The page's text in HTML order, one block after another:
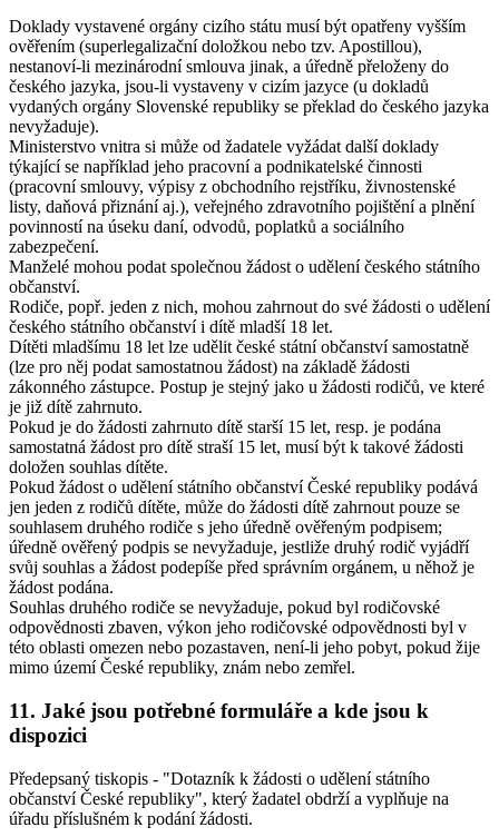
Doklady vystavené orgány cizího státu musí být opatřeny vyšším
ověřením (superlegalizační doložkou nebo tzv. Apostillou),
nestanoví-li mezinárodní smlouva jinak, a úředně přeloženy do
českého jazyka, jsou-li vystaveny v cizím jazyce (u dokladů
vydaných orgány Slovenské republiky se překlad do českého jazyka
nevyžaduje).
Ministerstvo vnitra si může od žadatele vyžádat další doklady
týkající se například jeho pracovní a podnikatelské činnosti
(pracovní smlouvy, výpisy z obchodního rejstříku, živnostenské
listy, daňová přiznání aj.), veřejného zdravotního pojištění a plnění
povinností na úseku daní, odvodů, poplatků a sociálního
zabezpečení.
Manželé mohou podat společnou žádost o udělení českého státního
občanství.
Rodiče, popř. jeden z nich, mohou zahrnout do své žádosti o udělení
českého státního občanství i dítě mladší 18 let.
Dítěti mladšímu 18 let lze udělit české státní občanství samostatně
(lze pro něj podat samostatnou žádost) na základě žádosti
zákonného zástupce. Postup je stejný jako u žádosti rodičů, ve které
je již dítě zahrnuto.
Pokud je do žádosti zahrnuto dítě starší 15 let, resp. je podána
samostatná žádost pro dítě straší 15 let, musí být k takové žádosti
doložen souhlas dítěte.
Pokud žádost o udělení státního občanství České republiky podává
jen jeden z rodičů dítěte, může do žádosti dítě zahrnout pouze se
souhlasem druhého rodiče s jeho úředně ověřeným podpisem;
úředně ověřený podpis se nevyžaduje, jestliže druhý rodič vyjádří
svůj souhlas a žádost podepíše před správním orgánem, u něhož je
žádost podána.
Souhlas druhého rodiče se nevyžaduje, pokud byl rodičovské
odpovědnosti zbaven, výkon jeho rodičovské odpovědnosti byl v
této oblasti omezen nebo pozastaven, není-li jeho pobyt, pokud žije
mimo území České republiky, znám nebo zemřel.
11. Jaké jsou potřebné formuláře a kde jsou k
dispozici
Předepsaný tiskopis - "Dotazník k žádosti o udělení státního
občanství České republiky", který žadatel obdrží a vyplňuje na
úřadu příslušném k podání žádosti.